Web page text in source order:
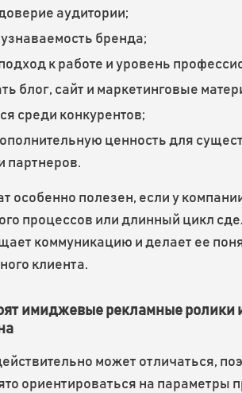
аудитории;
бренда;
к работе и уровень
блог, сайт и маркетинговые
среди конкурентов;
ценность для
партнеров.
особенно полезен, если у
процессов или длинный цикл
коммуникацию и делает ее
клиента.
имиджевые рекламные ролики
может отличаться,
ориентироваться на параметры